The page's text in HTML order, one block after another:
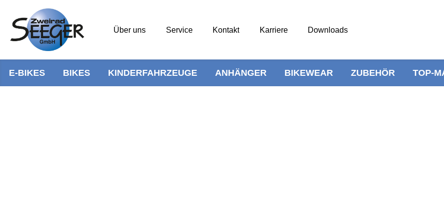
Über uns Service Kontakt Karriere Downloads
E-BIKES BIKES KINDERFAHRZEUGE ANHÄNGER BIKEWEAR ZUBEHÖR TOP-